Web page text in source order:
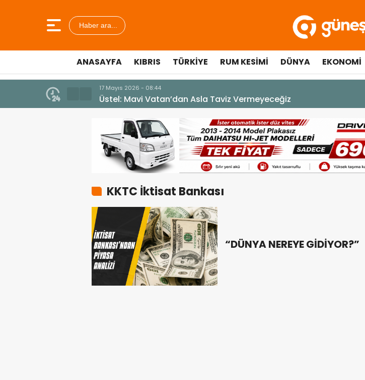
Haber ara...
ANASAYFA KIBRIS TÜRKIYE RUM KESIMI DÜNYA EKONOMI
17 Mayıs 2026 - 08:44
Üstel: Mavi Vatan’dan Asla Taviz Vermeyeceğiz
KKTC İktisat Bankası
“DÜNYA NEREYE GİDİYOR?”